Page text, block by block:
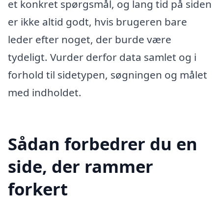
et konkret spørgsmål, og lang tid på siden
er ikke altid godt, hvis brugeren bare
leder efter noget, der burde være
tydeligt. Vurder derfor data samlet og i
forhold til sidetypen, søgningen og målet
med indholdet.
Sådan forbedrer du en
side, der rammer
forkert